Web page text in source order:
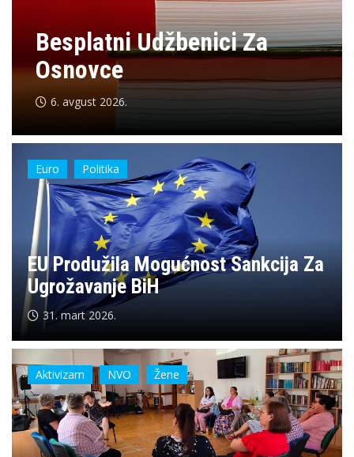
Besplatni Udžbenici Za
Osnovce
6. avgust 2026.
Euro Politika
EU Produžila Mogućnost Sankcija Za
Ugrožavanje BiH
31. mart 2026.
Aktivizam NVO Žene